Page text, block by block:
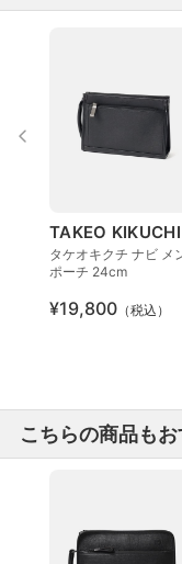
TAKEO KIKUCHI
タケオキクチ ナビ メ
ポーチ 24cm
¥19,800 （税込）
こちらの商品も